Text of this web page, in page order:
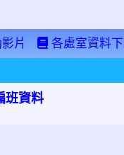
片 各處室資料
班資料